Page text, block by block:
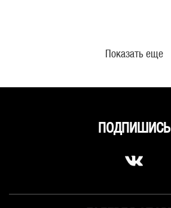
Показать еще
ПОДПИШИСЬ